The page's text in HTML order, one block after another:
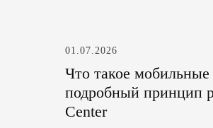
01.07.2026
Что такое мобильные
подробный принцип
Center